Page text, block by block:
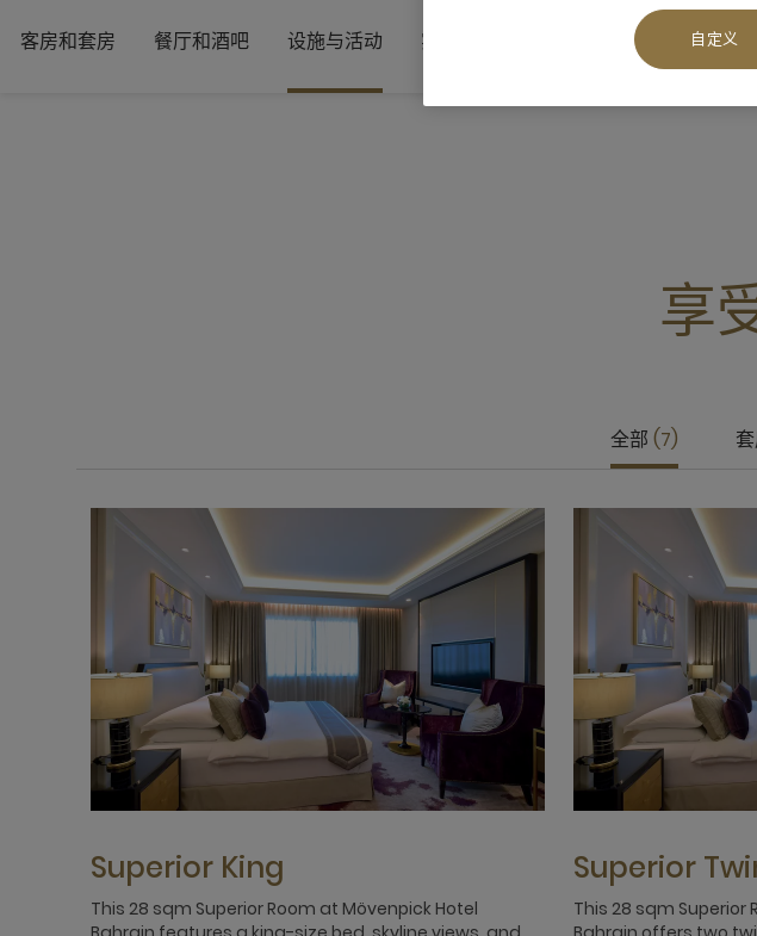
客房和套房 餐厅和酒吧 设施与活动 实用信息
享
全部 7
Superior King
This 28 sqm Superior Room at Mövenpick Hotel
Superior
This 28 sqm Superior
自定义